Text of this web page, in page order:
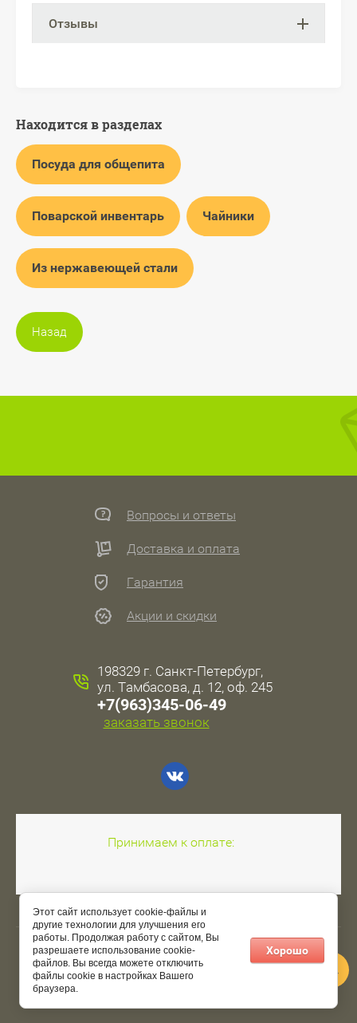
Отзывы
Находится в разделах
Посуда для общепита
Поварской инвентарь Чайники
Из нержавеющей стали
Назад
Вопросы и ответы
Доставка и оплата
Гарантия
Акции и скидки
198329 г. Санкт-Петербург,
ул. Тамбасова, д. 12, оф. 245
+7(963)345-06-49
заказать звонок
Принимаем к оплате:
Copyright © 2020 - 2026
Этот сайт использует cookie-файлы и
другие технологии для улучшения его
работы. Продолжая работу с сайтом, Вы
разрешаете использование cookie-
файлов. Вы всегда можете отключить
файлы cookie в настройках Вашего
браузера.
Хорошо